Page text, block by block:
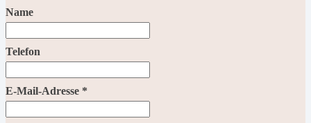
Name
Telefon
E-Mail-Adresse *